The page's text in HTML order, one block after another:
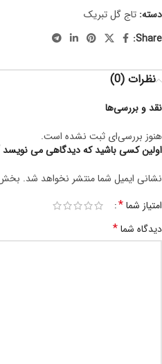
دسته: تاج گل تبریک
Share:
نظرات (0)
نقد و بررسی‌ها
هنوز بررسی‌ای ثبت نشده است.
اولین کسی باشید که دیدگاهی می نویسد
نشانی ایمیل شما منتشر نخواهد شد.
امتیاز شما*
دیدگاه شما*